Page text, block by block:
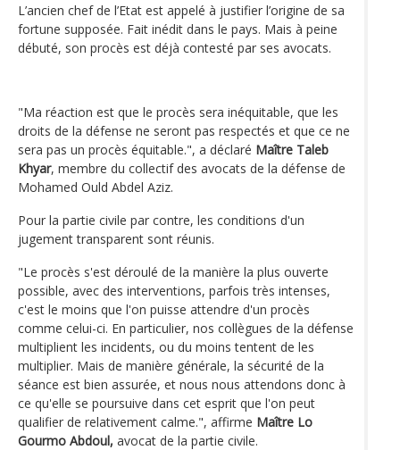
L’ancien chef de l’Etat est appelé à justifier l’origine de sa
fortune supposée. Fait inédit dans le pays. Mais à peine
débuté, son procès est déjà contesté par ses avocats.
"Ma réaction est que le procès sera inéquitable, que les
droits de la défense ne seront pas respectés et que ce ne
sera pas un procès équitable.", a déclaré Maître Taleb
Khyar, membre du collectif des avocats de la défense de
Mohamed Ould Abdel Aziz.
Pour la partie civile par contre, les conditions d'un
jugement transparent sont réunis.
"Le procès s'est déroulé de la manière la plus ouverte
possible, avec des interventions, parfois très intenses,
c'est le moins que l'on puisse attendre d'un procès
comme celui-ci. En particulier, nos collègues de la défense
multiplient les incidents, ou du moins tentent de les
multiplier. Mais de manière générale, la sécurité de la
séance est bien assurée, et nous nous attendons donc à
ce qu'elle se poursuive dans cet esprit que l'on peut
qualifier de relativement calme.", affirme Maître Lo
Gourmo Abdoul, avocat de la partie civile.